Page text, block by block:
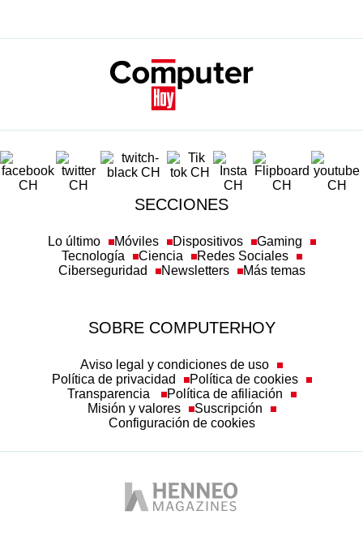
SECCIONES
Lo último Móviles Dispositivos
Gaming
Tecnología
Ciencia
Redes Sociales
Ciberseguridad
Newsletters Más temas
SOBRE COMPUTERHOY
Aviso legal y condiciones de uso
Política de privacidad
Política de cookies
Transparencia
Política de afiliación
Misión y valores
Suscripción
Configuración de cookies